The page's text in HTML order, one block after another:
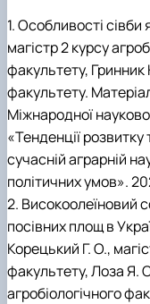
1. Особливості
магістр 2 курсу
факультету, Гринник
факультету.
Міжнародної
«Тенденції розвитку
сучасній аграрній
політичних умов».
2. Високоолеїновий
посівних площ в
Корецький Г. О.,
факультету, Лоза Я.
агробіологічного